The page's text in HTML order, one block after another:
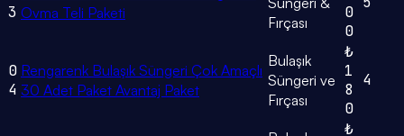
3 Ovma Teli Paketi
Fırçası
0
0
0
4
Rengarenk Bulaşık Süngeri Çok Amaçlı
30 Adet Paket Avantaj Paket
Bulaşık
Süngeri ve
Fırçası
₺
1
8
0
4
₺